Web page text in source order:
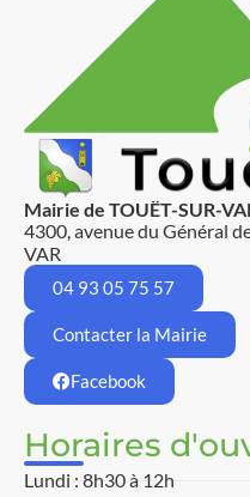
Mairie de TOUËT-SUR-
4300, avenue du Général
VAR
04 93 05 75 57
Contacter la Mairie
Facebook
Horaires
Lundi : 8h30 à 12h